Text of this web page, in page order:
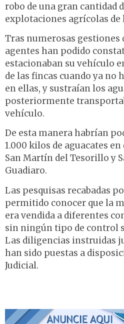
robo de una gran cantidad
explotaciones agrícolas de
Tras numerosas gestiones
agentes han podido
estacionaban su vehículo
de las fincas cuando ya no
en ellas, y sustraían los
posteriormente
vehículo.
De esta manera habrían
1.000 kilos de aguacates
San Martín del Tesorillo y
Guadiaro.
Las pesquisas recabadas
permitido conocer que la
era vendida a diferentes
sin ningún tipo de control
Las diligencias instruidas
han sido puestas a
Judicial.